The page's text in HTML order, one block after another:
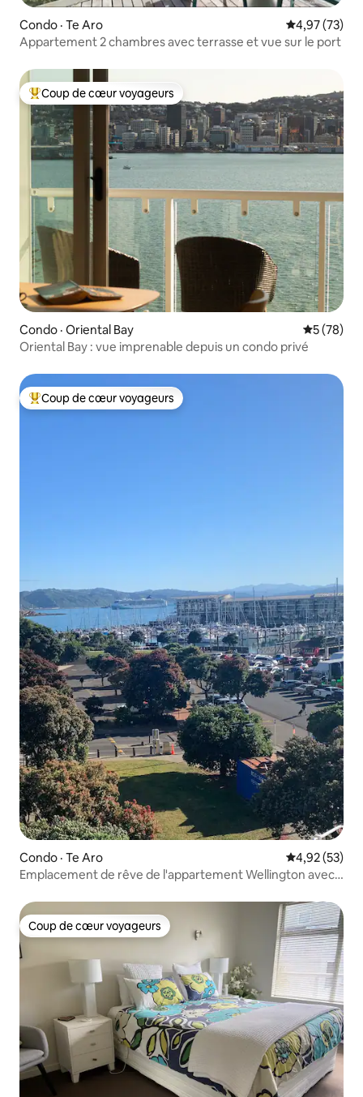
Condo · Te Aro Note
4,97 (73)
Appartement 2 chambres avec terrasse et vue sur le port
Coup de cœur voyageurs parmi les plus aimés
Coup de cœur voyageurs
Condo · Oriental Bay Note
5 (78)
Oriental Bay : vue imprenable depuis un condo privé
Coup de cœur voyageurs parmi les plus aimés
Coup de cœur voyageurs
Condo · Te Aro Note
4,92 (53)
Emplacement de rêve de l'appartement Wellington avec
Coup de cœur voyageurs
Coup de cœur voyageurs